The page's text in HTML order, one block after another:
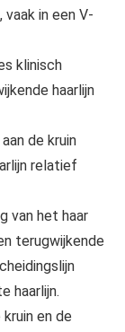
vaak in een V-
klinisch
haarlijn
de kruin
relatief
van het haar
terugwijkende
haarlijn.
en de